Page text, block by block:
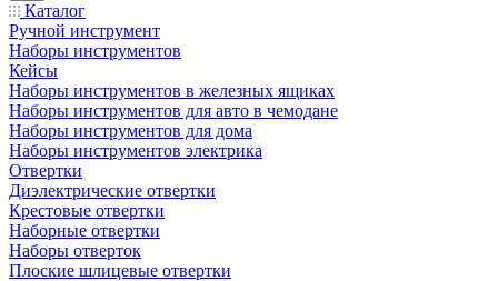
Каталог
Ручной инструмент
Наборы инструментов
Кейсы
Наборы инструментов в железных ящиках
Наборы инструментов для авто в чемодане
Наборы инструментов для дома
Наборы инструментов электрика
Отвертки
Диэлектрические отвертки
Крестовые отвертки
Наборные отвертки
Наборы отверток
Плоские шлицевые отвертки